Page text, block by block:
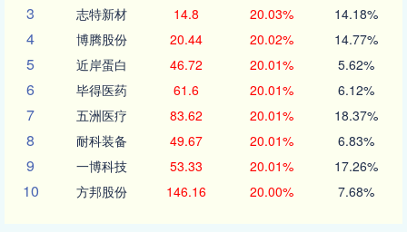
3 志特新材 14.8 20.03% 14.18%
4 博腾股份 20.44 20.02% 14.77%
5 近岸蛋白 46.72 20.01% 5.62%
6 毕得医药 61.6 20.01% 6.12%
7 五洲医疗 83.62 20.01% 18.37%
8 耐科装备 49.67 20.01% 6.83%
9 一博科技 53.33 20.01% 17.26%
10 方邦股份 146.16 20.00% 7.68%